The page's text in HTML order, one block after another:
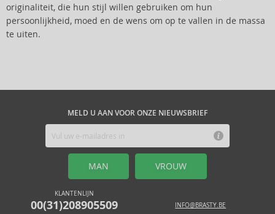
originaliteit, die hun stijl willen gebruiken om hun
persoonlijkheid, moed en de wens om op te vallen in de massa
te uiten.
MELD U AAN VOOR ONZE NIEUWSBRIEF
MAN VROUW
KLANTENLIJN
00(31)208905509 INFO@BRASTY.BE